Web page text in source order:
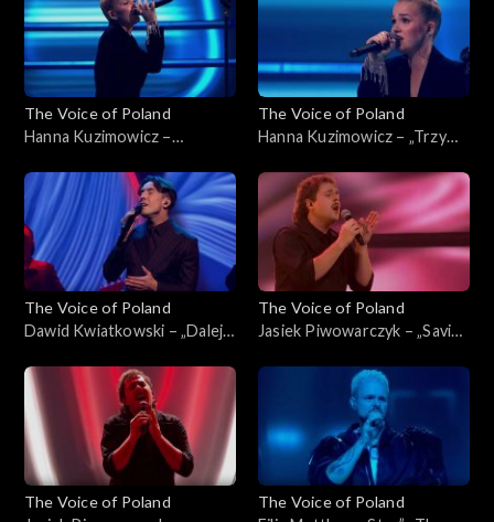
2025
The Voice of Poland
Hanna Kuzimowicz –
Voice of Poland”, Live 3, 22
listopada 2025
The Voice of Poland
Hanna Kuzimowicz – „Trzy
Poland”, Live 3, 22 listopada
2025
The Voice of Poland
Dawid Kwiatkowski – „Dalej,
Live 3, 22 listopada 2025
The Voice of Poland
Jasiek Piwowarczyk – „Saving
Voice of Poland”, Live 3, 22
listopada 2025
The Voice of Poland
The Voice of Poland